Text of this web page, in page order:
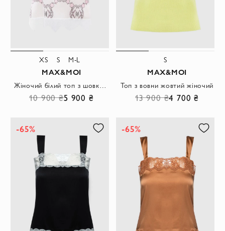
XS S M-L
MAX&MOI
10 900 ₴5 900 ₴
S
MAX&MOI
Топ з вовни жовтий жіночий
13 900 ₴4 700 ₴
-65% -65%